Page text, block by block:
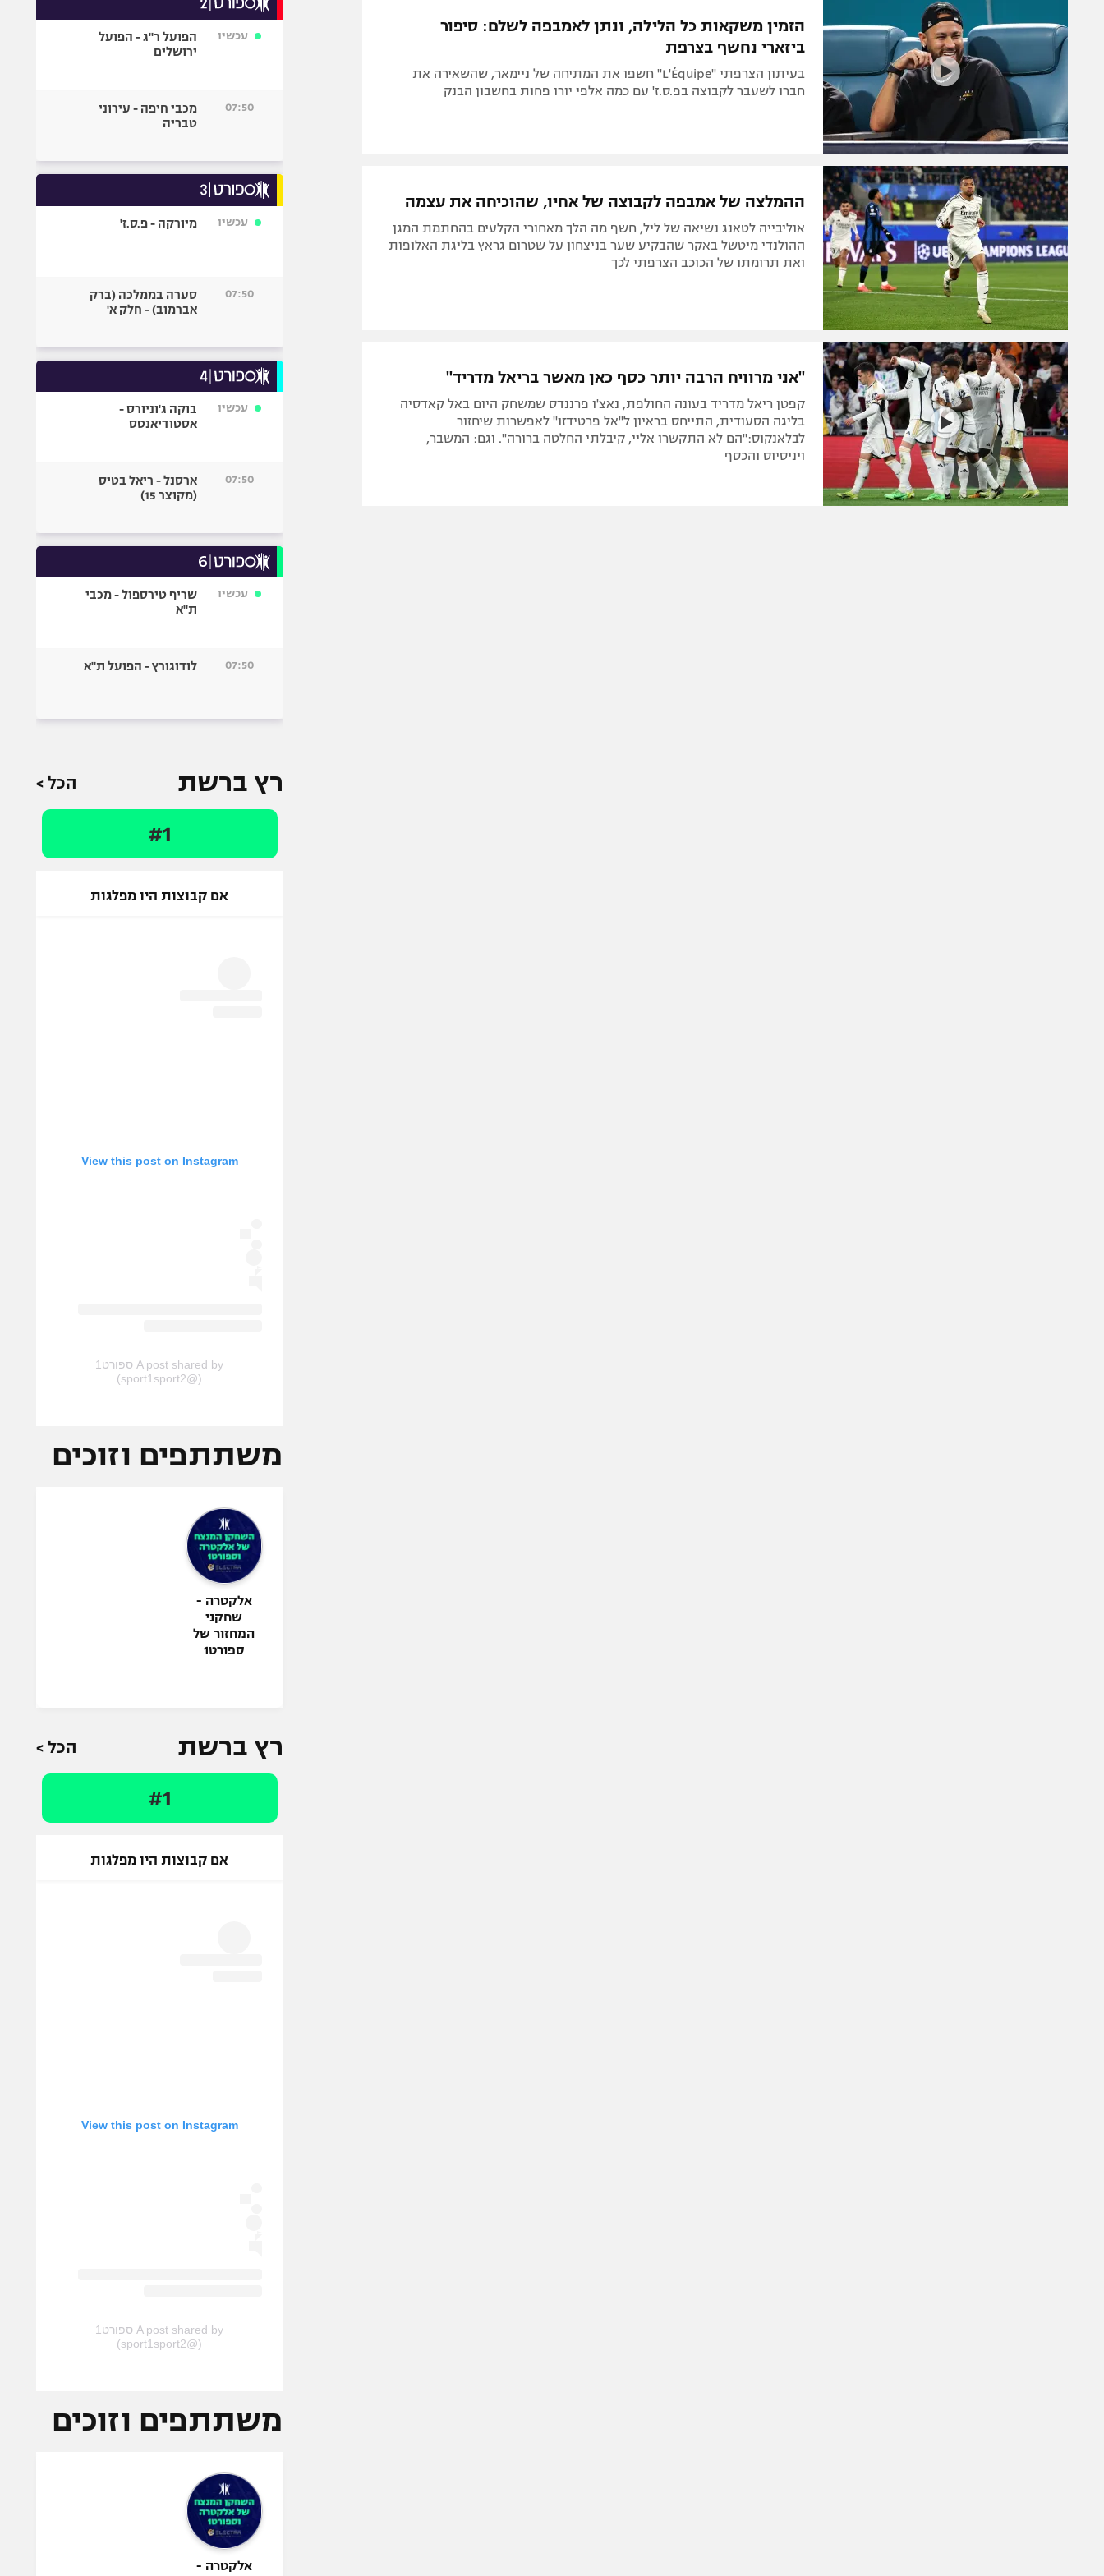
תקנון משתתפים וזוכים בפרסים
תקנון עבור פעילות אלקטרה
תקנון עבור פעילות ספורט 1 – "מרלן"
טניס
גיימינג E-Sports
תנאי שימוש
מדיניות פרטיות
תקנון פעילות ספורט 1
רשיון להקרנה פומבית לבית עסק
הצטרפות לחבילת הערוצים
לוח דרושים – ג'ובנט
תגיות
המגזין
מכבי נתניה
ספורט מוטורי
בייסבול MLB
גיימינג E-Sports
הזמין משקאות כל הלילה, ונתן לאמבפה לשלם: סיפור
ביזארי נחשף בצרפת
בעיתון הצרפתי "L'Équipe" חשפו את המתיחה של ניימאר, שהשאירה את
חברו לשעבר לקבוצה בפ.ס.ז' עם כמה אלפי יורו פחות בחשבון הבנק
ההמלצה של אמבפה לקבוצה של אחיו, שהוכיחה את עצמה
אוליבייה לטאנג נשיאה של ליל, חשף מה הלך מאחורי הקלעים בהחתמת המגן
ההולנדי מיטשל באקר שהבקיע שער בניצחון על שטרום גראץ בליגת האלופות
ואת תרומתו של הכוכב הצרפתי לכך
"אני מרוויח הרבה יותר כסף כאן מאשר בריאל מדריד"
קפטן ריאל מדריד בעונה החולפת, נאצ'ו פרננדס שמשחק היום באל קאדסיה
בליגה הסעודית, התייחס בראיון ל"אל פרטידזו" לאפשרות שיחזור
לבלאנקוס:"הם לא התקשרו אליי, קיבלתי החלטה ברורה". וגם: המשבר,
ויניסיוס והכסף
עכשיו
הפועל ר"ג - הפועל
ירושלים
07:50
מכבי חיפה - עירוני
טבריה
עכשיו מיורקה - פ.ס.ז'
07:50
סערה בממלכה (ברק
אברמוב) - חלק א'
עכשיו
בוקה ג'וניורס -
אסטודיאנטס
07:50
ארסנל - ריאל בטיס
(מקוצר 15)
עכשיו
שריף טירספול - מכבי
ת"א
07:50 לודוגורץ - הפועל ת"א
רץ ברשת הכל >
#1
אם קבוצות היו מפלגות
View this post on Instagram
A post shared by ספורט1
(@sport1sport2)
משתתפים וזוכים
אלקטרה -
שחקני
המחזור של
ספורט1
רץ ברשת הכל >
#1
אם קבוצות היו מפלגות
View this post on Instagram
A post shared by ספורט1
(@sport1sport2)
משתתפים וזוכים
אלקטרה -